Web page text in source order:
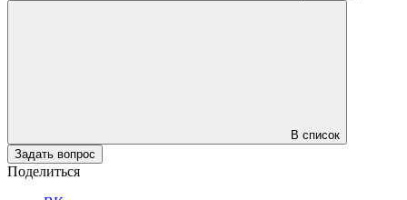
В список
Задать вопрос
Поделиться